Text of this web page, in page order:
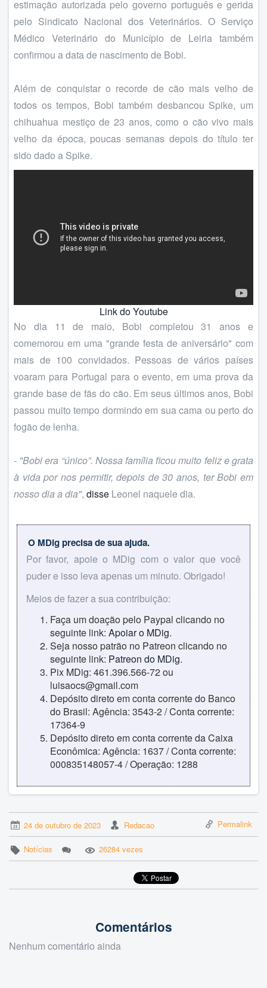
estimação autorizada pelo governo português e gerida
pelo Sindicato Nacional dos Veterinários. O Serviço
Médico Veterinário do Município de Leiria também
confirmou a data de nascimento de Bobi.
Além de conquistar o recorde de cão mais velho de
todos os tempos, Bobi também desbancou Spike, um
chihuahua mestiço de 23 anos, como o cão vivo mais
velho da época, poucas semanas depois do título ter
sido dado a Spike.
Link do Youtube
No dia 11 de maio, Bobi completou 31 anos e
comemorou em uma "grande festa de aniversário" com
mais de 100 convidados. Pessoas de vários países
voaram para Portugal para o evento, em uma prova da
grande base de fãs do cão. Em seus últimos anos, Bobi
passou muito tempo dormindo em sua cama ou perto do
fogão de lenha.
- "Bobi era “único”. Nossa família ficou muito feliz e grata
à vida por nos permitir, depois de 30 anos, ter Bobi em
nosso dia a dia", disse Leonel naquele dia.
O MDig precisa de sua ajuda.
Por favor, apoie o MDig com o valor que você
puder e isso leva apenas um minuto. Obrigado!
Meios de fazer a sua contribuição:
Faça um doação pelo Paypal clicando no
seguinte link: Apoiar o MDig.
Seja nosso patrão no Patreon clicando no
seguinte link: Patreon do MDig.
Pix MDig: 461.396.566-72 ou
luisaocs@gmail.com
Depósito direto em conta corrente do Banco
do Brasil: Agência: 3543-2 / Conta corrente:
17364-9
Depósito direto em conta corrente da Caixa
Econômica: Agência: 1637 / Conta corrente:
000835148057-4 / Operação: 1288
24 de outubro de 2023 Redacao Permalink
Notícias 26284 vezes
Comentários
Nenhum comentário ainda